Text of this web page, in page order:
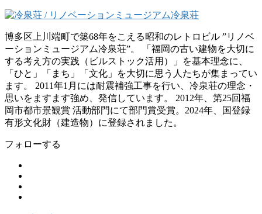
博多区上川端町で築68年をこえる昭和のレトロビル ”リノベ
ーションミュージアム冷泉荘”。 「福岡の古い建物を大切に
する考え方の実践（ビルストック活用）」を基本理念に、
「ひと」「まち」「文化」を大切に思う人たちが集まってい
ます。 2011年1月には耐震補強工事を行い、冷泉荘の理念・
思いをますます強め、発信しています。 2012年、第25回福
岡市都市景観賞 活動部門にて部門賞受賞。2024年、国登録
有形文化財（建造物）に登録されました。
フォローする